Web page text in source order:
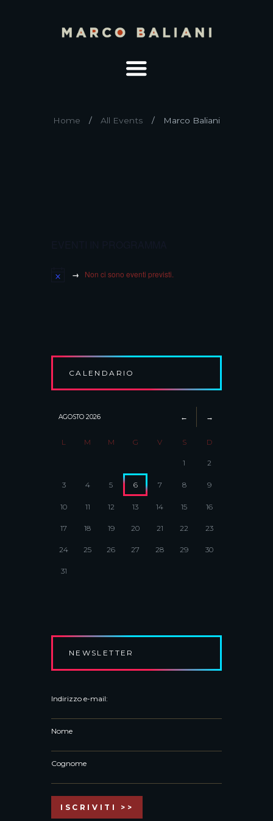
Home All Events Marco Baliani
Non ci sono eventi previsti.
CALENDARIO
AGOSTO 2026
L M M G V S D
1 2
3 4 5 6 7 8 9
10 11 12 13 14 15 16
17 18 19 20 21 22 23
24 25 26 27 28 29 30
31
NEWSLETTER
Indirizzo e-mail:
Nome
Cognome